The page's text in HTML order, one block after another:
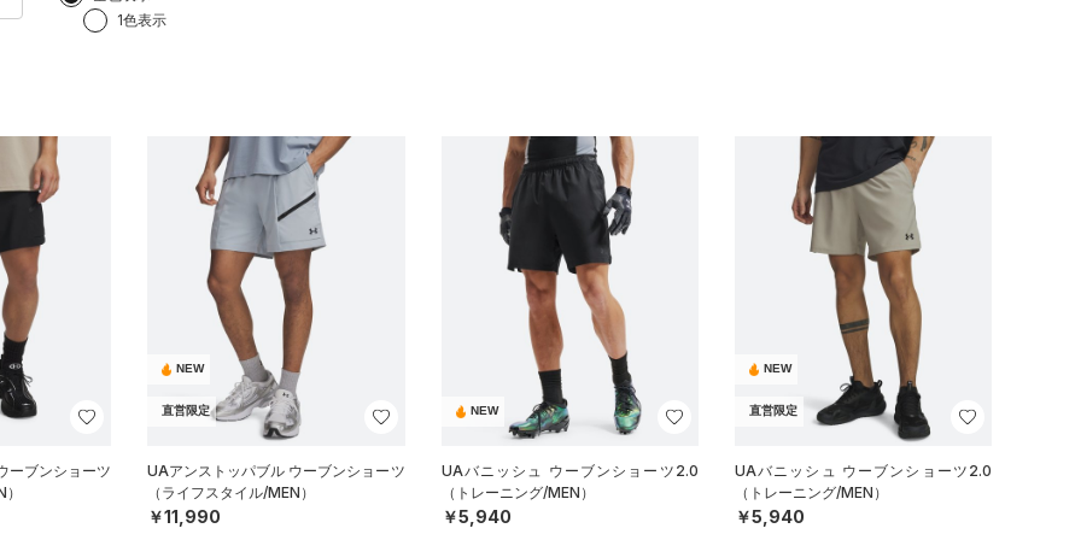
1色表示
ーブンショーツ
NEW
直営限定
UAアンストッパブル ウーブンショーツ
（ライフスタイル/MEN）
￥11,990
NEW
UAバニッシュ ウーブンショーツ2.0
（トレーニング/MEN）
￥5,940
NEW
直営限定
UAバニッシュ ウーブンショーツ2.0
（トレーニング/MEN）
￥5,940